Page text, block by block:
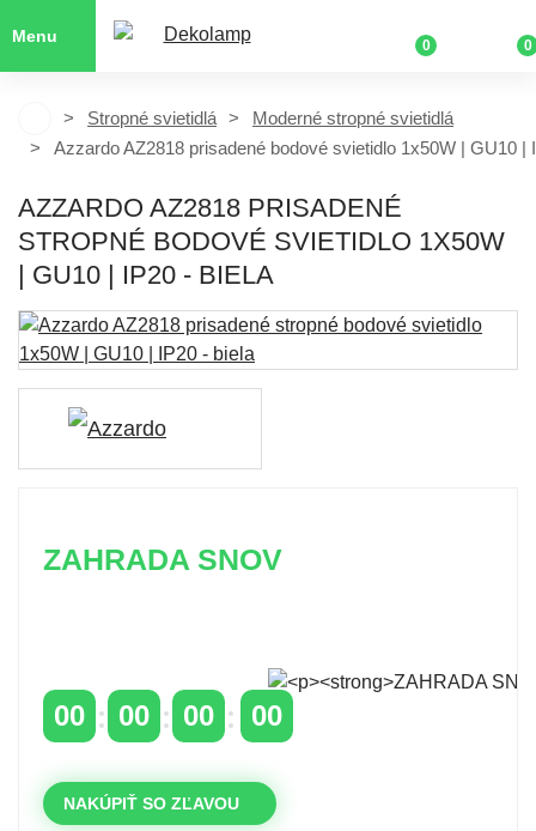
Menu
0 0
Stropné svietidlá
Moderné stropné svietidlá
Azzardo AZ2818 prisadené bodové svietidlo 1x50W | GU10 |
AZZARDO AZ2818 PRISADENÉ
STROPNÉ BODOVÉ SVIETIDLO 1X50W
| GU10 | IP20 - BIELA
ZAHRADA SNOV
00 00 00 00
NAKÚPIŤ SO ZĽAVOU